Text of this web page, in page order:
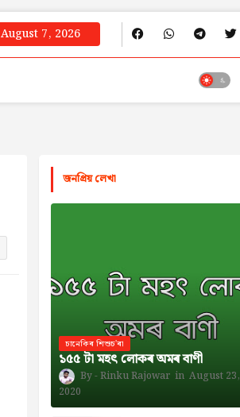
August 7, 2026
জনপ্রিয় লেখা
চানেকিৰ শিশুচ'ৰা
১৫৫ টা মহৎ লোকৰ অমৰ বাণী
Rinku Rajowar
August 23,
2020